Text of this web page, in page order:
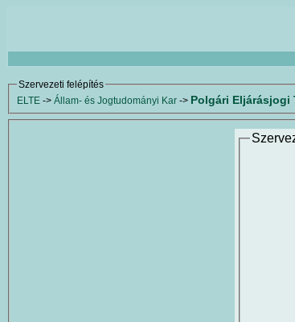
Szervezeti felépítés
ELTE -> Állam- és Jogtudományi Kar -> Polgári Eljárásjogi